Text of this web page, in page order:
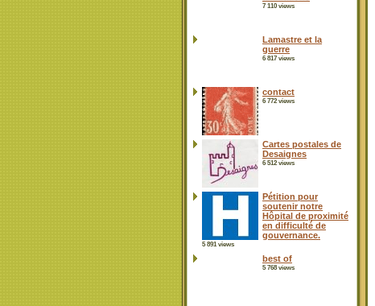
7 110 views
Lamastre et la
guerre
6 817 views
contact
6 772 views
Cartes postales de
Desaignes
6 512 views
Pétition pour
soutenir notre
Hôpital de proximité
en difficulté de
gouvernance.
5 891 views
best of
5 768 views